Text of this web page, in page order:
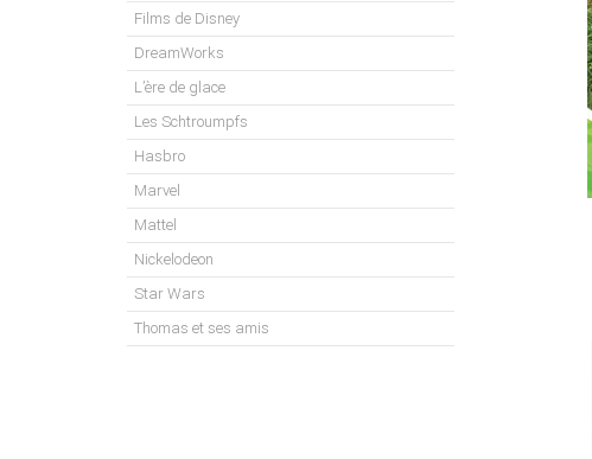
Films de Disney
DreamWorks
L’ère de glace
Les Schtroumpfs
Hasbro
Marvel
Mattel
Nickelodeon
Star Wars
Thomas et ses amis